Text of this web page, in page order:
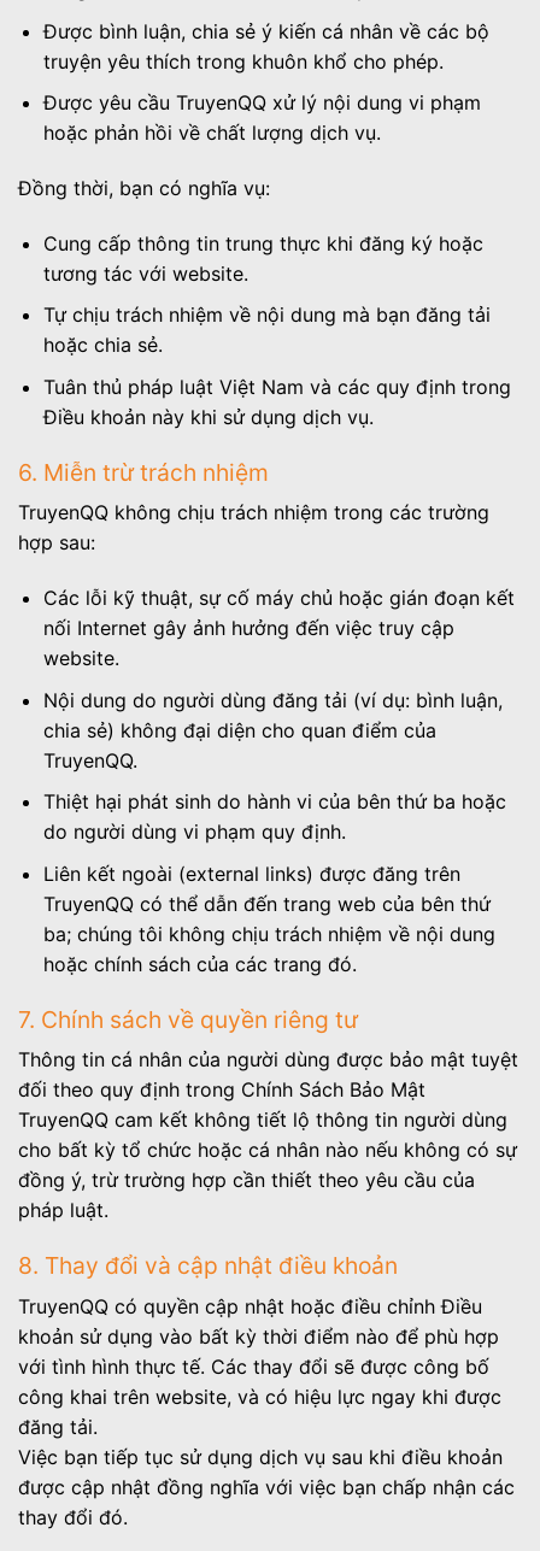
Được bình luận, chia sẻ ý kiến cá nhân về các bộ
truyện yêu thích trong khuôn khổ cho phép.
Được yêu cầu TruyenQQ xử lý nội dung vi phạm
hoặc phản hồi về chất lượng dịch vụ.
Đồng thời, bạn có nghĩa vụ:
Cung cấp thông tin trung thực khi đăng ký hoặc
tương tác với website.
Tự chịu trách nhiệm về nội dung mà bạn đăng tải
hoặc chia sẻ.
Tuân thủ pháp luật Việt Nam và các quy định trong
Điều khoản này khi sử dụng dịch vụ.
6. Miễn trừ trách nhiệm
TruyenQQ không chịu trách nhiệm trong các trường
hợp sau:
Các lỗi kỹ thuật, sự cố máy chủ hoặc gián đoạn kết
nối Internet gây ảnh hưởng đến việc truy cập
website.
Nội dung do người dùng đăng tải (ví dụ: bình luận,
chia sẻ) không đại diện cho quan điểm của
TruyenQQ.
Thiệt hại phát sinh do hành vi của bên thứ ba hoặc
do người dùng vi phạm quy định.
Liên kết ngoài (external links) được đăng trên
TruyenQQ có thể dẫn đến trang web của bên thứ
ba; chúng tôi không chịu trách nhiệm về nội dung
hoặc chính sách của các trang đó.
7. Chính sách về quyền riêng tư
Thông tin cá nhân của người dùng được bảo mật tuyệt
đối theo quy định trong Chính Sách Bảo Mật
TruyenQQ cam kết không tiết lộ thông tin người dùng
cho bất kỳ tổ chức hoặc cá nhân nào nếu không có sự
đồng ý, trừ trường hợp cần thiết theo yêu cầu của
pháp luật.
8. Thay đổi và cập nhật điều khoản
TruyenQQ có quyền cập nhật hoặc điều chỉnh Điều
khoản sử dụng vào bất kỳ thời điểm nào để phù hợp
với tình hình thực tế. Các thay đổi sẽ được công bố
công khai trên website, và có hiệu lực ngay khi được
đăng tải.
Việc bạn tiếp tục sử dụng dịch vụ sau khi điều khoản
được cập nhật đồng nghĩa với việc bạn chấp nhận các
thay đổi đó.